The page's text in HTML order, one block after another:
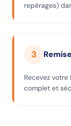
repérages)
3
Recevez
complet et